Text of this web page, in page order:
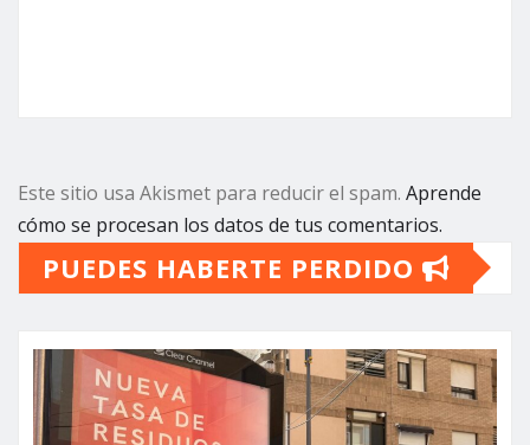
Este sitio usa Akismet para reducir el spam. Aprende
cómo se procesan los datos de tus comentarios.
PUEDES HABERTE PERDIDO